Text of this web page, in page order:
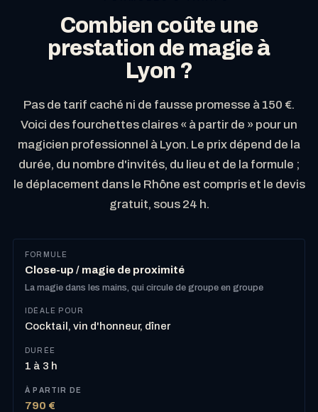
Combien coûte une
prestation de magie à
Lyon ?
Pas de tarif caché ni de fausse promesse à 150 €.
Voici des fourchettes claires « à partir de » pour un
magicien professionnel à Lyon. Le prix dépend de la
durée, du nombre d'invités, du lieu et de la formule ;
le déplacement dans le Rhône est compris et le devis
gratuit, sous 24 h.
Close-up / magie de proximité
La magie dans les mains, qui circule de groupe en groupe
Cocktail, vin d'honneur, dîner
1 à 3 h
790 €